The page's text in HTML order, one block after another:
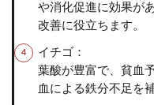
や消化促進に効果が
改善に役立ちます。
イチゴ：
葉酸が豊富で、貧血
血による鉄分不足を